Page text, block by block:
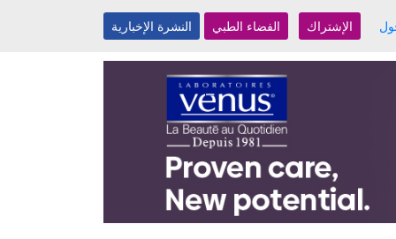
الإشتراك الفضاء الطبي النشرة الإخبارية